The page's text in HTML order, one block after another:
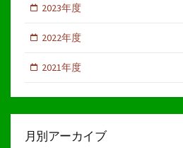
2023年度
2022年度
2021年度
月別アーカイブ